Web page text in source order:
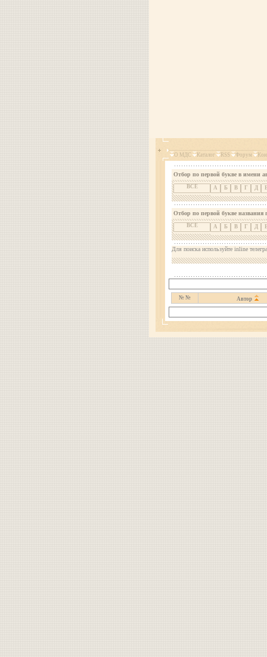
О МДС Каталог RSS Форум
Отбор по первой букве в имени
ВСЕ А Б В Г Д
Отбор по первой букве названия
ВСЕ А Б В Г Д
Для поиска используйте inline
№ № Автор